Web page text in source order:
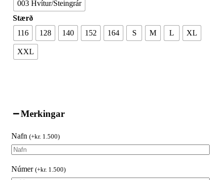
003 Hvítur/Steingrár
Stærð
116
128 140 152 164 S M L XL
XXL
Merkingar
Nafn (+kr. 1.500)
Númer (+kr. 1.500)